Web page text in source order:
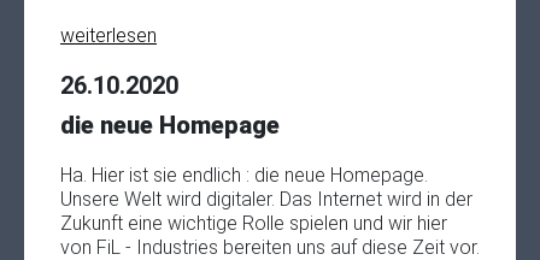
weiterlesen
26.10.2020
die neue Homepage
Ha. Hier ist sie endlich : die neue Homepage.
Unsere Welt wird digitaler. Das Internet wird in der
Zukunft eine wichtige Rolle spielen und wir hier
von FiL - Industries bereiten uns auf diese Zeit vor.